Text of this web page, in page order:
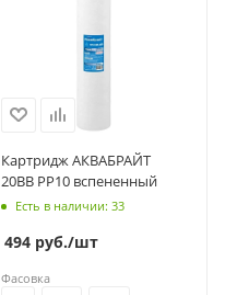
Картридж АКВАБРАЙТ
20BB PP10 вспененный
Есть в наличии: 33
494 руб./шт
Фасовка